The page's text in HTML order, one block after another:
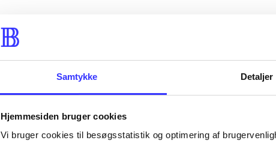
Samtykke Detaljer
Hjemmesiden bruger cookies
Vi bruger cookies til besøgsstatistik og optimering af